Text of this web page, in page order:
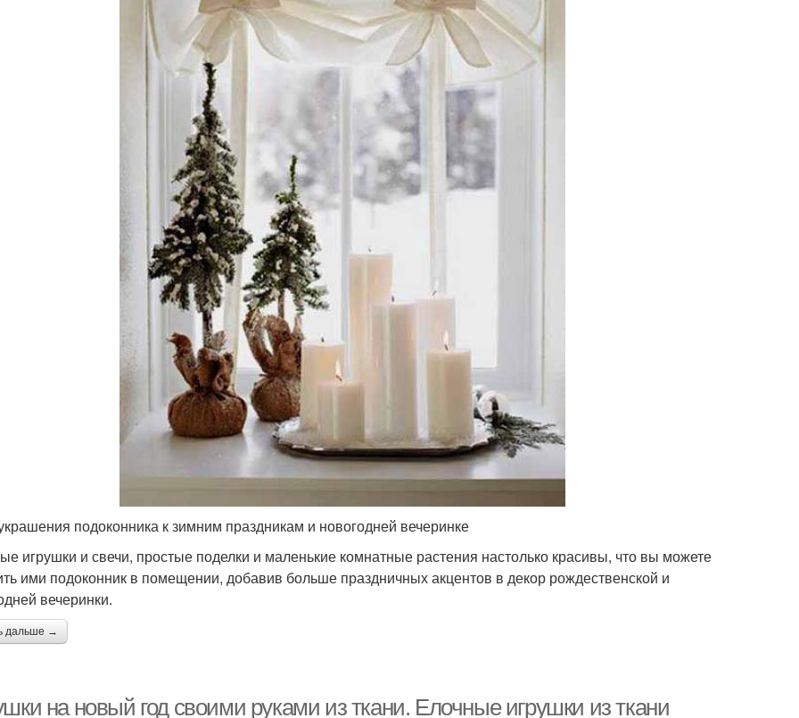
подоконника к зимним праздникам и новогодней вечеринке
игрушки и свечи, простые поделки и маленькие комнатные растения настолько красивы, что вы можете
ими подоконник в помещении, добавив больше праздничных акцентов в декор рождественской и
вечеринки.
дальше →
на новый год своими руками из ткани. Елочные игрушки из ткани